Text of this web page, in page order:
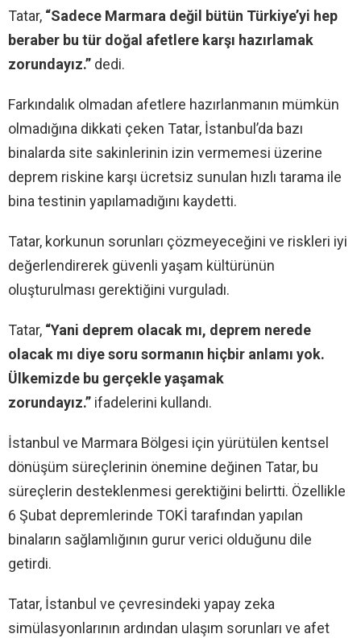
Tatar, “Sadece Marmara değil bütün Türkiye’yi hep
beraber bu tür doğal afetlere karşı hazırlamak
zorundayız.” dedi.
Farkındalık olmadan afetlere hazırlanmanın mümkün
olmadığına dikkati çeken Tatar, İstanbul’da bazı
binalarda site sakinlerinin izin vermemesi üzerine
deprem riskine karşı ücretsiz sunulan hızlı tarama ile
bina testinin yapılamadığını kaydetti.
Tatar, korkunun sorunları çözmeyeceğini ve riskleri iyi
değerlendirerek güvenli yaşam kültürünün
oluşturulması gerektiğini vurguladı.
Tatar, “Yani deprem olacak mı, deprem nerede
olacak mı diye soru sormanın hiçbir anlamı yok.
Ülkemizde bu gerçekle yaşamak
zorundayız.” ifadelerini kullandı.
İstanbul ve Marmara Bölgesi için yürütülen kentsel
dönüşüm süreçlerinin önemine değinen Tatar, bu
süreçlerin desteklenmesi gerektiğini belirtti. Özellikle
6 Şubat depremlerinde TOKİ tarafından yapılan
binaların sağlamlığının gurur verici olduğunu dile
getirdi.
Tatar, İstanbul ve çevresindeki yapay zeka
simülasyonlarının ardından ulaşım sorunları ve afet